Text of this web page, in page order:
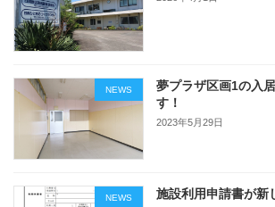
NEWS
夢プラザ区画1の入
す！
2023年5月29日
NEWS 施設利用申請書が新